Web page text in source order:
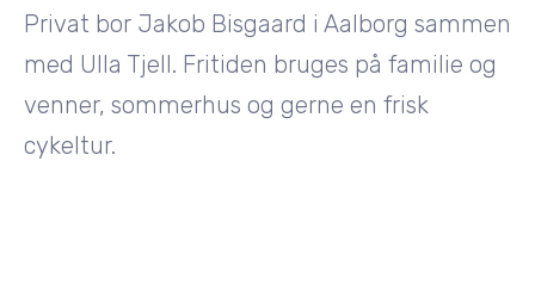
Privat bor Jakob Bisgaard i Aalborg sammen
med Ulla Tjell. Fritiden bruges på familie og
venner, sommerhus og gerne en frisk
cykeltur.